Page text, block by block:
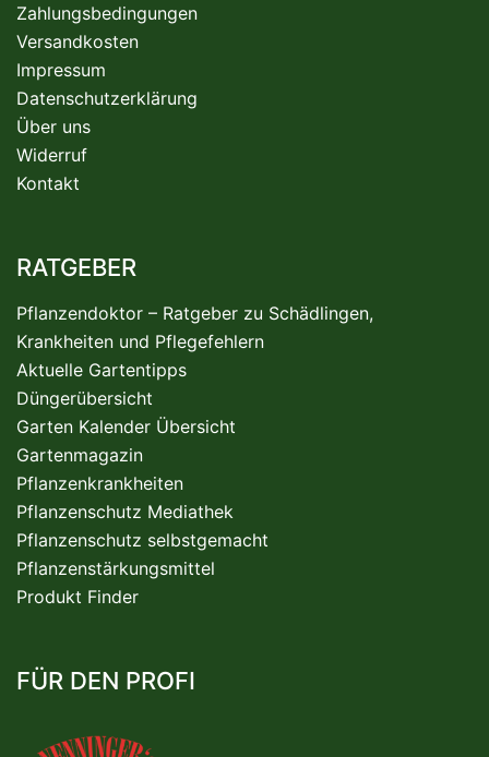
Zahlungsbedingungen
Versandkosten
Impressum
Datenschutzerklärung
Über uns
Widerruf
Kontakt
RATGEBER
Pflanzendoktor – Ratgeber zu Schädlingen,
Krankheiten und Pflegefehlern
Aktuelle Gartentipps
Düngerübersicht
Garten Kalender Übersicht
Gartenmagazin
Pflanzenkrankheiten
Pflanzenschutz Mediathek
Pflanzenschutz selbstgemacht
Pflanzenstärkungsmittel
Produkt Finder
FÜR DEN PROFI